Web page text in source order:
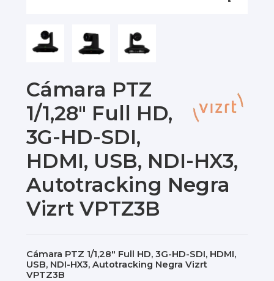
Cámara PTZ
1/1,28" Full HD,
3G-HD-SDI,
HDMI, USB, NDI-HX3,
Autotracking Negra
Vizrt VPTZ3B
Cámara PTZ 1/1,28" Full HD, 3G-HD-SDI, HDMI,
USB, NDI-HX3, Autotracking Negra Vizrt
VPTZ3B